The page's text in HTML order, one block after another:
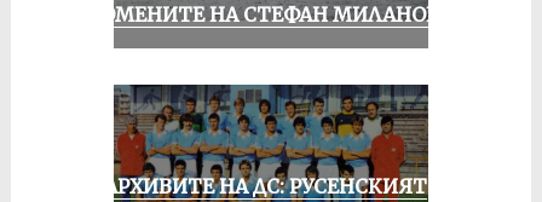
СПОМЕНИТЕ НА СТЕФАН МИЛАНОВ
ИЗ АРХИВИТЕ НА ДС: РУСЕНСКИЯТ